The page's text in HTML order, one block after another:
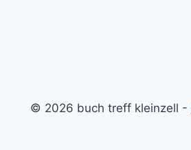
© 2026 buch treff kleinzell -